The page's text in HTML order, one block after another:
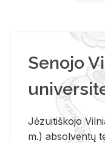
Senojo
Jėzuitiškojo
m.) absolventų